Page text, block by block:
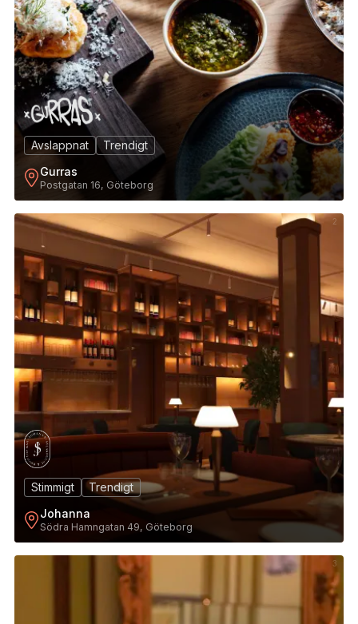
Avslappnat
Trendigt
Gurras
Postgatan 16, Göteborg
2
Stimmigt
Trendigt
Johanna
Södra Hamngatan 49, Göteborg
3